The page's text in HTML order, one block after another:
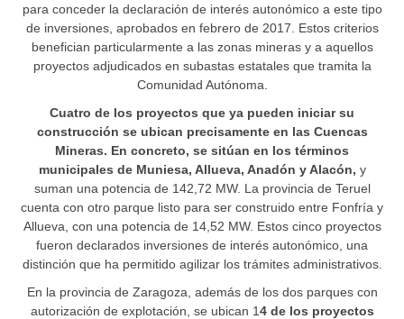
para conceder la declaración de interés autonómico a este tipo
de inversiones, aprobados en febrero de 2017. Estos criterios
benefician particularmente a las zonas mineras y a aquellos
proyectos adjudicados en subastas estatales que tramita la
Comunidad Autónoma.
Cuatro de los proyectos que ya pueden iniciar su
construcción se ubican precisamente en las Cuencas
Mineras. En concreto, se sitúan en los términos
municipales de Muniesa, Allueva, Anadón y Alacón, y
suman una potencia de 142,72 MW. La provincia de Teruel
cuenta con otro parque listo para ser construido entre Fonfría y
Allueva, con una potencia de 14,52 MW. Estos cinco proyectos
fueron declarados inversiones de interés autonómico, una
distinción que ha permitido agilizar los trámites administrativos.
En la provincia de Zaragoza, además de los dos parques con
autorización de explotación, se ubican 14 de los proyectos